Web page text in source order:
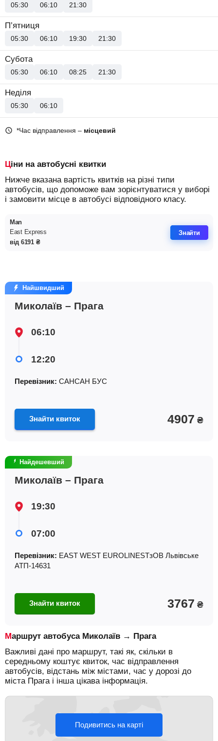
05:30 06:10 21:30
П’ятниця
05:30 06:10 19:30 21:30
Субота
05:30 06:10 08:25 21:30
Неділя
05:30 06:10
*Час відправлення – місцевий
Ціни на автобусні квитки
Нижче вказана вартість квитків на різні типи
автобусів, що допоможе вам зорієнтуватися у виборі
і замовити місце в автобусі відповідного класу.
Man
East Express
від 6191 ₴
Знайти
Найшвидший
Миколаїв – Прага
06:10
12:20
Перевізник: САНСАН БУС
Знайти квиток 4907 ₴
Найдешевший
Миколаїв – Прага
19:30
07:00
Перевізник: EAST WEST EUROLINESТзОВ Львiвське
АТП-14631
Знайти квиток 3767 ₴
Маршрут автобуса Миколаїв → Прага
Важливі дані про маршрут, такі як, скільки в
середньому коштує квиток, час відправлення
автобусів, відстань між містами, час у дорозі до
міста Прага і інша цікава інформація.
Подивитись на карті